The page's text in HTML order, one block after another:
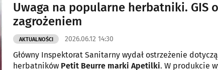
Uwaga na popularne herbatniki. GIS
zagrożeniem
AKTUALNOŚCI 2026.06.12 14:30
Główny Inspektorat Sanitarny wydał ostrzeżenie
herbatników Petit Beurre marki Apetilki. W produkcie